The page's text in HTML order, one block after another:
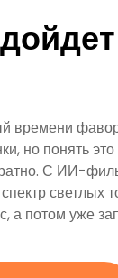
времени
но понять
С ИИ-
светлых
а потом уже